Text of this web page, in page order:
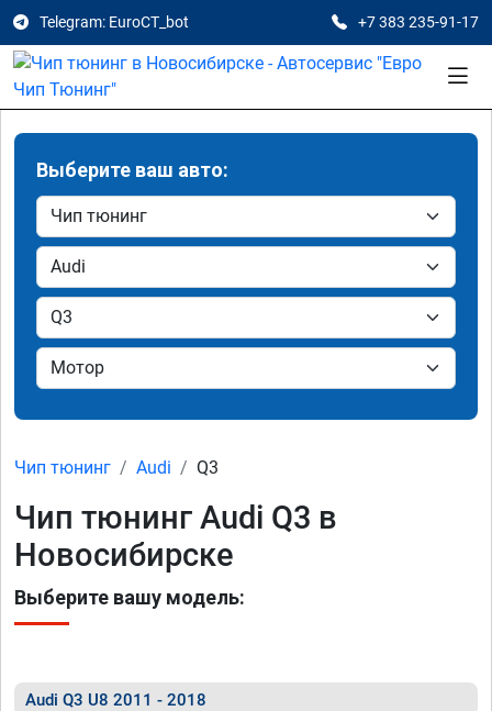
Telegram: EuroCT_bot +7 383 235-91-17
Выберите ваш авто:
Чип тюнинг Audi Q3
Чип тюнинг Audi Q3 в
Новосибирске
Выберите вашу модель:
Audi Q3 U8 2011 - 2018